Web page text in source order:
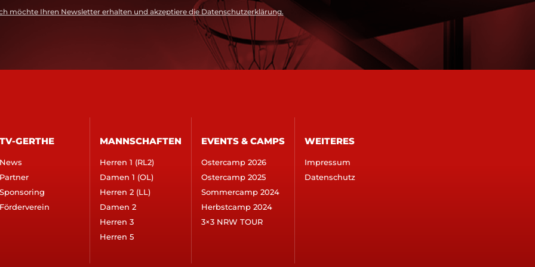
möchte Ihren Newsletter erhalten und akzeptiere die Datenschutzerklärung.
GERTHE MANNSCHAFTEN
Herren 1 (RL2)
Damen 1 (OL)
Herren 2 (LL)
Damen 2
Herren 3
Herren 5
EVENTS & CAMPS
Ostercamp 2026
Ostercamp 2025
Sommercamp 2024
Herbstcamp 2024
3×3 NRW TOUR
WEITERES
Impressum
Datenschutz